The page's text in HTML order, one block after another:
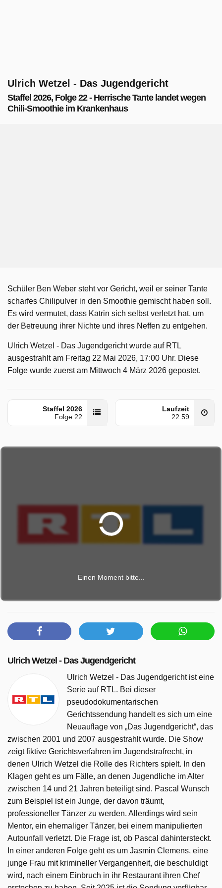
Ulrich Wetzel - Das Jugendgericht
Staffel 2026, Folge 22 - Herrische Tante landet wegen
Chili-Smoothie im Krankenhaus
Schüler Ben Weber steht vor Gericht, weil er seiner Tante
scharfes Chilipulver in den Smoothie gemischt haben soll.
Es wird vermutet, dass Katrin sich selbst verletzt hat, um
der Betreuung ihrer Nichte und ihres Neffen zu entgehen.
Ulrich Wetzel - Das Jugendgericht wurde auf RTL
ausgestrahlt am Freitag 22 Mai 2026, 17:00 Uhr. Diese
Folge wurde zuerst am Mittwoch 4 März 2026 gepostet.
Staffel 2026
Folge 22
Laufzeit
22:59
Einen Moment bitte...
Ulrich Wetzel - Das Jugendgericht
Ulrich Wetzel - Das Jugendgericht ist eine
Serie auf RTL. Bei dieser
pseudodokumentarischen
Gerichtssendung handelt es sich um eine
Neuauflage von „Das Jugendgericht“, das
zwischen 2001 und 2007 ausgestrahlt wurde. Die Show
zeigt fiktive Gerichtsverfahren im Jugendstrafrecht, in
denen Ulrich Wetzel die Rolle des Richters spielt. In den
Klagen geht es um Fälle, an denen Jugendliche im Alter
zwischen 14 und 21 Jahren beteiligt sind. Pascal Wunsch
zum Beispiel ist ein Junge, der davon träumt,
professioneller Tänzer zu werden. Allerdings wird sein
Mentor, ein ehemaliger Tänzer, bei einem manipulierten
Autounfall verletzt. Die Frage ist, ob Pascal dahintersteckt.
In einer anderen Folge geht es um Jasmin Clemens, eine
junge Frau mit krimineller Vergangenheit, die beschuldigt
wird, nach einem Einbruch in ihr Restaurant ihren Chef